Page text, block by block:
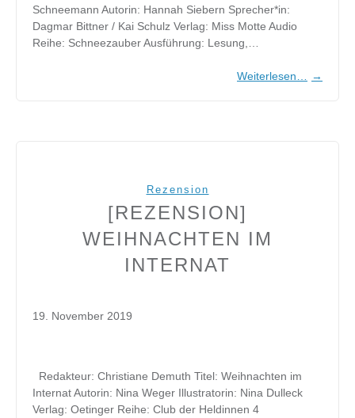
Schneemann Autorin: Hannah Siebern Sprecher*in:
Dagmar Bittner / Kai Schulz Verlag: Miss Motte Audio
Reihe: Schneezauber Ausführung: Lesung,…
Weiterlesen… →
Rezension
[REZENSION]
WEIHNACHTEN IM
INTERNAT
19. November 2019
Redakteur: Christiane Demuth Titel: Weihnachten im
Internat Autorin: Nina Weger Illustratorin: Nina Dulleck
Verlag: Oetinger Reihe: Club der Heldinnen 4